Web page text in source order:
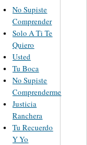
No Supiste
Comprender
Solo A Ti Te
Quiero
Usted
Tu Boca
No Supiste
Comprenderme
Justicia
Ranchera
Tu Recuerdo
Y Yo